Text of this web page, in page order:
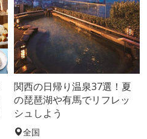
関西の日帰り温泉37選！夏
の琵琶湖や有馬でリフレッ
シュしよう
全国